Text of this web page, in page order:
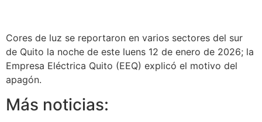
Cores de luz se reportaron en varios sectores del sur
de Quito la noche de este luens 12 de enero de 2026; la
Empresa Eléctrica Quito (EEQ) explicó el motivo del
apagón.
Más noticias: